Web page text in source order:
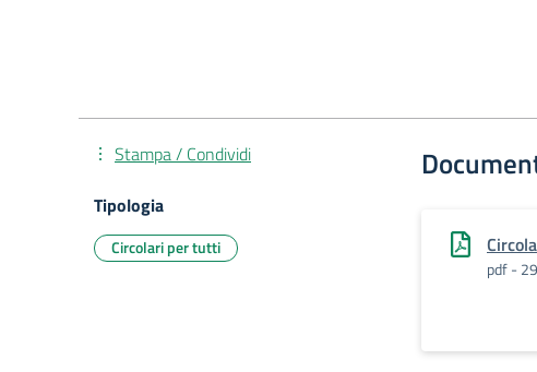
pdf -
Stampa / Condividi
Tipologia
Circolari per tutti